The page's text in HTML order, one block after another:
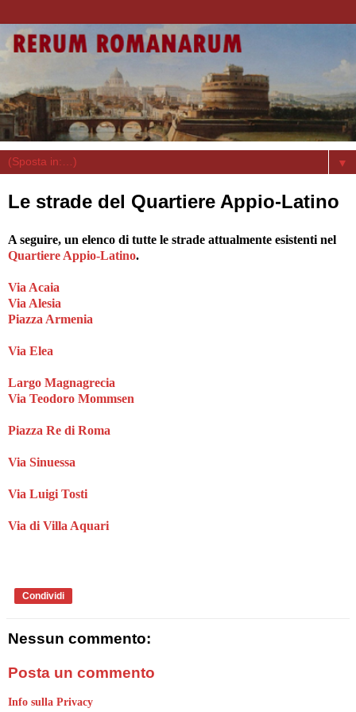
▼
Le strade del Quartiere Appio-Latino
A seguire, un elenco di tutte le strade attualmente esistenti nel
Quartiere Appio-Latino.
Via Acaia
Via Alesia
Piazza Armenia
Via Elea
Largo Magnagrecia
Via Teodoro Mommsen
Piazza Re di Roma
Via Sinuessa
Via Luigi Tosti
Via di Villa Aquari
Condividi
Nessun commento:
Posta un commento
Info sulla Privacy